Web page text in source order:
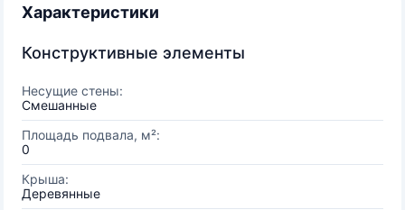
Характеристики
Конструктивные элементы
Несущие стены:
Смешанные
Площадь подвала, м²:
0
Крыша:
Деревянные